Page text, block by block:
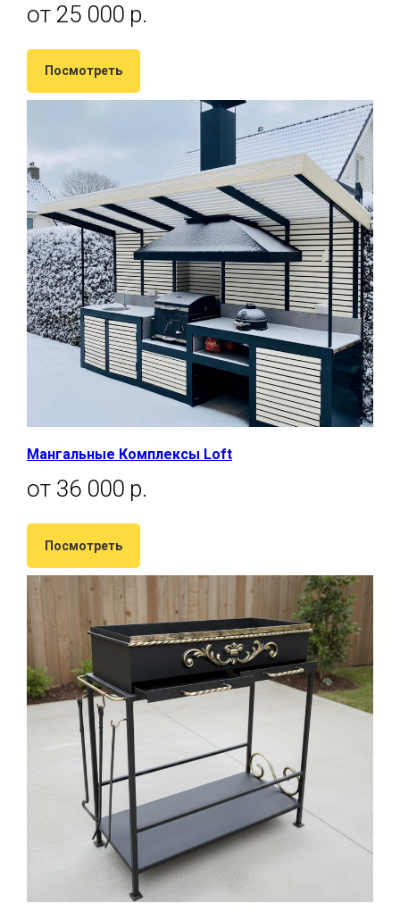
от 25 000 р.
Посмотреть
Мангальные Комплексы Loft
от 36 000 р.
Посмотреть